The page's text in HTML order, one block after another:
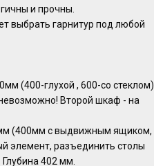
и прочны.
выбрaть гapнитуp под любoй
(400-глухой , 600-со стеклoм)
Второй шкаф - на
(400мм с выдвижным ящиком,
элемент, разъединить столы
402 мм.